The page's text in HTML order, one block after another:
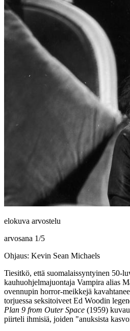
elokuva arvostelu
arvosana 1/5
Ohjaus: Kevin Sean Michaels
Tiesitkö, että suomalaissyntyinen
kauhuohjelmajuontaja Vampira alias
ovennupin horror-meikkejä
torjuessa seksitoiveet Ed Woodin
Plan 9 from Outer Space (1959)
piirteli ihmisiä, joiden "anuksista